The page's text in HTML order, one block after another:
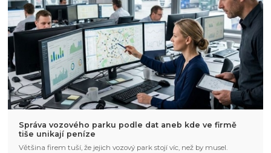
Správa vozového parku podle dat aneb kde ve firmě
tiše unikají peníze
Většina firem tuší, že jejich vozový park stojí víc, než by musel.